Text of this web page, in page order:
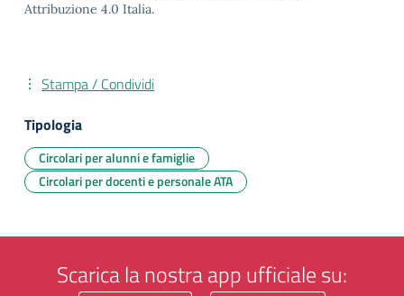
Attribuzione 4.0 Italia.
Stampa / Condividi
Tipologia
Circolari per alunni e famiglie
Circolari per docenti e personale ATA
Scarica la nostra app ufficiale su: